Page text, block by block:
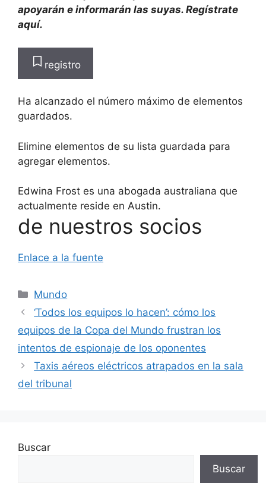
apoyarán e informarán las suyas. Regístrate
aquí.
registro
Ha alcanzado el número máximo de elementos
guardados.
Elimine elementos de su lista guardada para
agregar elementos.
Edwina Frost es una abogada australiana que
actualmente reside en Austin.
de nuestros socios
Enlace a la fuente
Categorías
Mundo
‘Todos los equipos lo hacen’: cómo los
equipos de la Copa del Mundo frustran los
intentos de espionaje de los oponentes
Taxis aéreos eléctricos atrapados en la sala
del tribunal
Buscar
Buscar